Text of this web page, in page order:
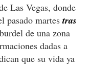
Las Vegas, donde
pasado martestras
de una zona
dadas a
que su vida ya